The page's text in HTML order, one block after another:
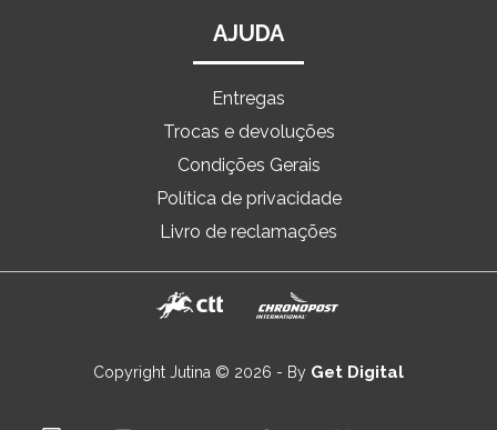
AJUDA
Entregas
Trocas e devoluções
Condições Gerais
Política de privacidade
Livro de reclamações
Copyright Jutina © 2026 - By Get Digital